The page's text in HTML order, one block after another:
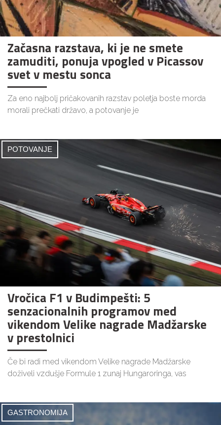
Začasna razstava, ki je ne smete
zamuditi, ponuja vpogled v Picassov
svet v mestu sonca
Za eno najbolj pričakovanih razstav poletja boste morda
morali prečkati državo, a potovanje je
POTOVANJE
Vročica F1 v Budimpešti: 5
senzacionalnih programov med
vikendom Velike nagrade Madžarske
v prestolnici
Če bi radi med vikendom Velike nagrade Madžarske
doživeli vzdušje Formule 1 zunaj Hungaroringa, vas
GASTRONOMIJA